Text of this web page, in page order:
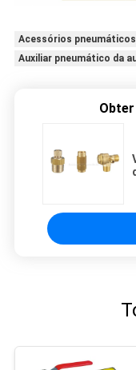
Acessórios
Auxiliar pneumático da